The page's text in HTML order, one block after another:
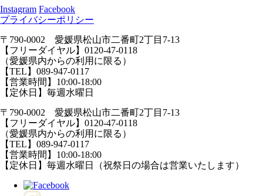
Instagram Facebook
プライバシーポリシー
〒790-0002 愛媛県松山市二番町2丁目7-13
【フリーダイヤル】0120-47-0118
（愛媛県内からの利用に限る）
【TEL】089-947-0117
【営業時間】10:00-18:00
【定休日】毎週水曜日
〒790-0002 愛媛県松山市二番町2丁目7-13
【フリーダイヤル】0120-47-0118
（愛媛県内からの利用に限る）
【TEL】089-947-0117
【営業時間】10:00-18:00
【定休日】毎週水曜日（祝祭日の場合は営業いたします）